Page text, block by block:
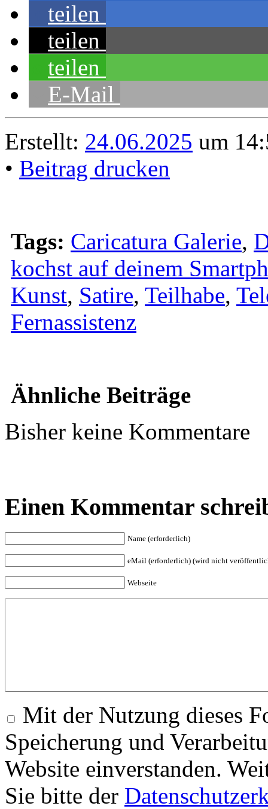
teilen
teilen
teilen
E-Mail
Erstellt: 24.06.2025 um
• Beitrag drucken
Tags: Caricatura Galerie,
kochst auf deinem
Kunst, Satire, Teilhabe,
Fernassistenz
Ähnliche Beiträge
Bisher keine Kommentare
Einen Kommentar
Name (erforderlich)
eMail (erforderlich) (wird nicht
Webseite
Mit der Nutzung dieses
Speicherung und
Website einverstanden.
Sie bitte der